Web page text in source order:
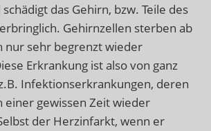
das Gehirn, bzw. Teile des
Gehirnzellen sterben ab
nur sehr begrenzt wieder
Erkrankung ist also von ganz
Infektionserkrankungen, deren
einer gewissen Zeit wieder
der Herzinfarkt, wenn er